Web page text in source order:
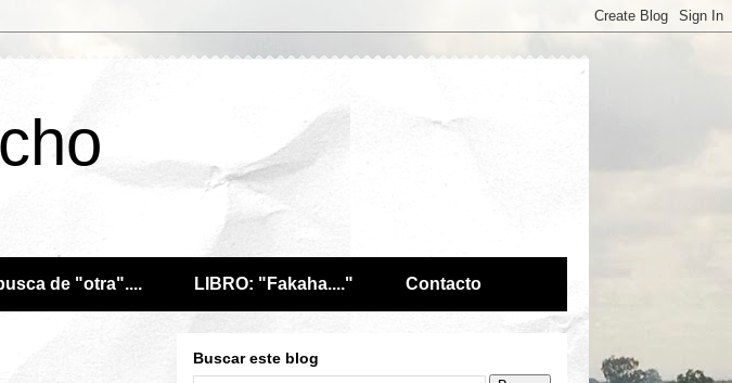
de "otra".... LIBRO: "Fakaha...." Contacto
Buscar este blog